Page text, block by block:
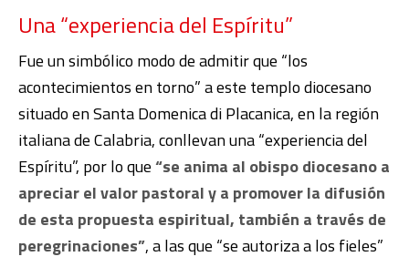
Una “experiencia del Espíritu”
Fue un simbólico modo de admitir que “los
acontecimientos en torno” a este templo diocesano
situado en Santa Domenica di Placanica, en la región
italiana de Calabria, conllevan una “experiencia del
Espíritu”, por lo que“se anima al obispo diocesano a
apreciar el valor pastoral y a promover la difusión
de esta propuesta espiritual, también a través de
peregrinaciones”, a las que “se autoriza a los fieles”